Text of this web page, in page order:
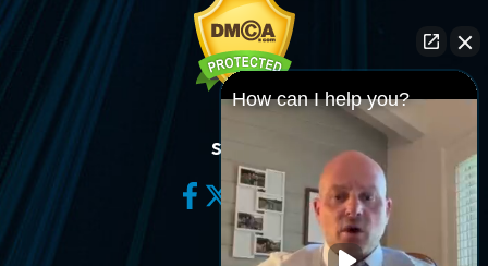
Síganos
How can I help you?